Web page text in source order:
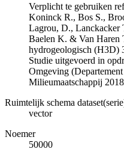
Verplicht te gebruiken
Koninck R., Bos S.,
Lagrou, D., Lanckacker
Baelen K. & Van Haren
hydrogeologisch (H3D)
Studie uitgevoerd in
Omgeving
Milieumaatschappij
Ruimtelijk schema
vector
Noemer
50000